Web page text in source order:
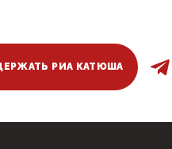
РИА КАТЮША